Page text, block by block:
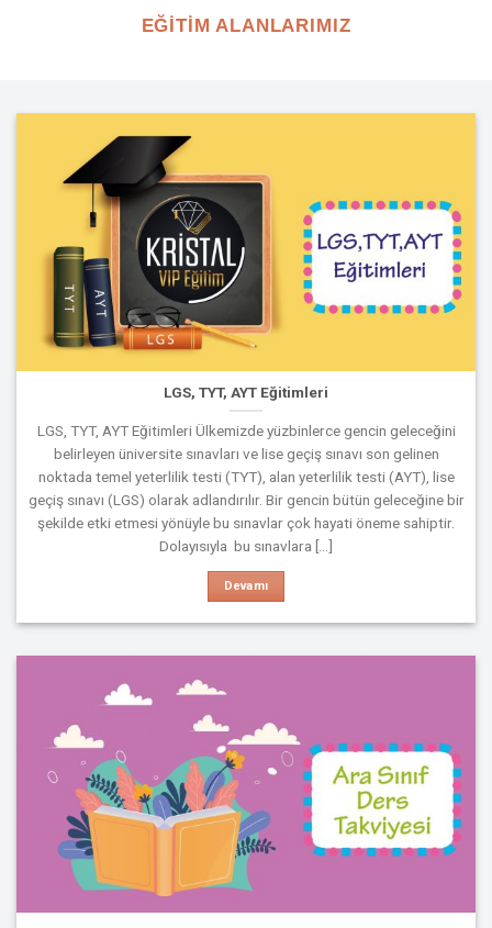
EĞİTİM ALANLARIMIZ
LGS, TYT, AYT Eğitimleri
LGS, TYT, AYT Eğitimleri Ülkemizde yüzbinlerce gencin geleceğini
belirleyen üniversite sınavları ve lise geçiş sınavı son gelinen
noktada temel yeterlilik testi (TYT), alan yeterlilik testi (AYT), lise
geçiş sınavı (LGS) olarak adlandırılır. Bir gencin bütün geleceğine bir
şekilde etki etmesi yönüyle bu sınavlar çok hayati öneme sahiptir.
Dolayısıyla bu sınavlara [...]
Devamı